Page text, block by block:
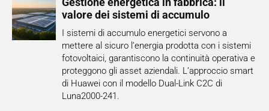
valore dei sistemi di accumulo
I sistemi di accumulo energetici servono a
mettere al sicuro l’energia prodotta con i sistemi
fotovoltaici, garantiscono la continuità operativa e
proteggono gli asset aziendali. L’approccio smart
di Huawei con il modello Dual-Link C2C di
Luna2000-241.